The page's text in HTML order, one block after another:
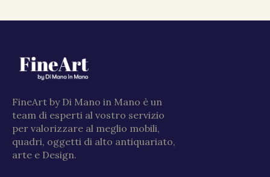
FineArt by Di Mano in Mano è un
team di esperti al vostro servizio
per valorizzare al meglio mobili,
quadri, oggetti di alto antiquariato,
arte e Design.